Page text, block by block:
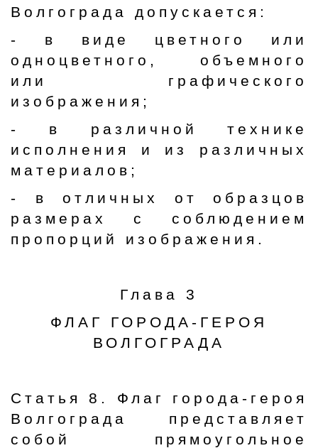
Волгограда допускается:
- в виде цветного или
одноцветного, объемного
или графического
изображения;
- в различной технике
исполнения и из различных
материалов;
- в отличных от образцов
размерах с соблюдением
пропорций изображения.
Глава 3
ФЛАГ ГОРОДА-ГЕРОЯ
ВОЛГОГРАДА
Статья 8. Флаг города-героя
Волгограда представляет
собой прямоугольное